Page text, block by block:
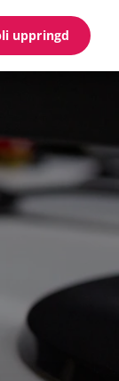
uppringd